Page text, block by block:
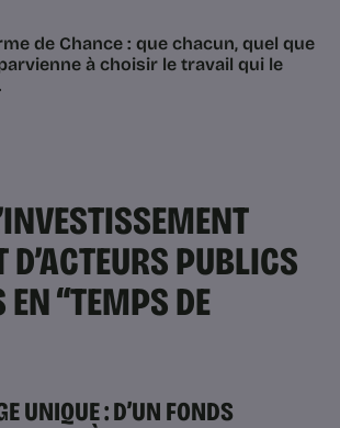
de Chance : que chacun, quel que
à choisir le travail qui le
D’ACTEURS PUBLICS
EN “TEMPS DE
UNIQUE : D’UN FONDS